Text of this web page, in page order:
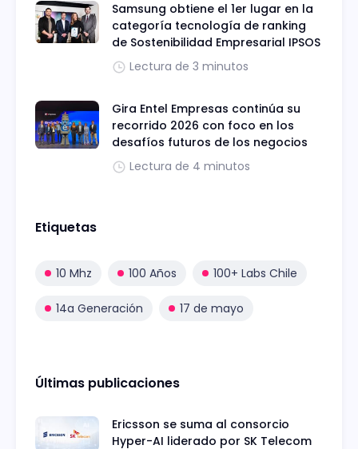
Samsung obtiene el 1er lugar en la
categoría tecnología de ranking
de Sostenibilidad Empresarial IPSOS
Lectura de 3 minutos
Gira Entel Empresas continúa su
recorrido 2026 con foco en los
desafíos futuros de los negocios
Lectura de 4 minutos
Etiquetas
10 Mhz 100 Años 100+ Labs Chile
14a Generación 17 de mayo
Últimas publicaciones
Ericsson se suma al consorcio
Hyper-AI liderado por SK Telecom